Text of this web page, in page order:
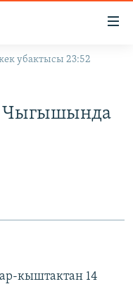
убактысы 23:52
Чыгышында
кыштактан 14